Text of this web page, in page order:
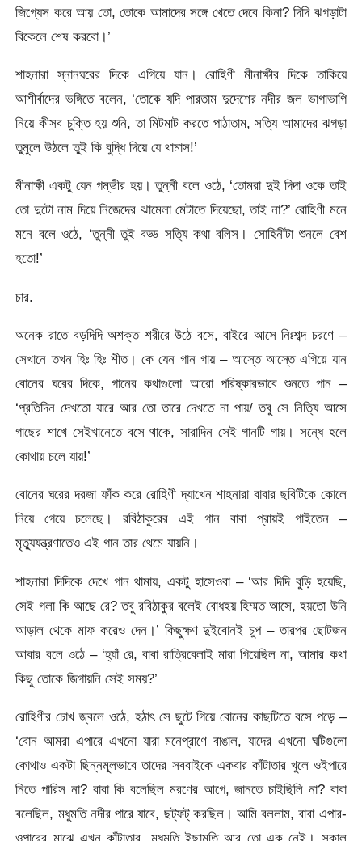
জিগ্যেস করে আয় তো, তোকে আমাদের সঙ্গে খেতে দেবে কিনা? দিদি ঝগড়াটা
বিকেলে শেষ করবো।’
শাহনারা স্নানঘরের দিকে এগিয়ে যান। রোহিণী মীনাক্ষীর দিকে তাকিয়ে
আশীর্বাদের ভঙ্গিতে বলেন, ‘তোকে যদি পারতাম দুদেশের নদীর জল ভাগাভাগি
নিয়ে কীসব চুক্তি হয় শুনি, তা মিটমাট করতে পাঠাতাম, সত্যি আমাদের ঝগড়া
তুমুলে উঠলে তু্ই কি বুদ্ধি দিয়ে যে থামাস!’
মীনাক্ষী একটু যেন গম্ভীর হয়। তুন্নী বলে ওঠে, ‘তোমরা দুই দিদা ওকে তাই
তো দুটো নাম দিয়ে নিজেদের ঝামেলা মেটাতে দিয়েছো, তাই না?’ রোহিণী মনে
মনে বলে ওঠে, ‘তুন্নী তুই বড্ড সত্যি কথা বলিস। সোহিনীটা শুনলে বেশ
হতো!’
চার.
অনেক রাতে বড়দিদি অশক্ত শরীরে উঠে বসে, বাইরে আসে নিঃশব্দ চরণে –
সেখানে তখন হিঃ হিঃ শীত। কে যেন গান গায় – আস্তে আস্তে এগিয়ে যান
বোনের ঘরের দিকে, গানের কথাগুলো আরো পরিষ্কারভাবে শুনতে পান –
‘প্রতিদিন দেখতো যারে আর তো তারে দেখতে না পায়/ তবু সে নিত্যি আসে
গাছের শাখে সেইখানেতে বসে থাকে, সারাদিন সেই গানটি গায়। সন্ধে হলে
কোথায় চলে যায়!’
বোনের ঘরের দরজা ফাঁক করে রোহিণী দ্যাখেন শাহনারা বাবার ছবিটিকে কোলে
নিয়ে গেয়ে চলেছে। রবিঠাকুরের এই গান বাবা প্রায়ই গাইতেন –
মৃত্যুযন্ত্রণাতেও এই গান তার থেমে যায়নি।
শাহনারা দিদিকে দেখে গান থামায়, একটু হাসেওবা – ‘আর দিদি বুড়ি হয়েছি,
সেই গলা কি আছে রে? তবু রবিঠাকুর বলেই বোধহয় হিম্মত আসে, হয়তো উনি
আড়াল থেকে মাফ করেও দেন।’ কিছুক্ষণ দুইবোনই চুপ – তারপর ছোটজন
আবার বলে ওঠে – ‘হ্যাঁ রে, বাবা রাত্রিবেলাই মারা গিয়েছিল না, আমার কথা
কিছু তোকে জিগায়নি সেই সময়?’
রোহিণীর চোখ জ্বলে ওঠে, হঠাৎ সে ছুটে গিয়ে বোনের কাছটিতে বসে পড়ে –
‘বোন আমরা এপারে এখনো যারা মনেপ্রাণে বাঙাল, যাদের এখনো ঘটিগুলো
কোথাও একটা ছিন্নমূলভাবে তাদের সববাইকে একবার কাঁটাতার খুলে ওইপারে
নিতে পারিস না? বাবা কি বলেছিল মরণের আগে, জানতে চাইছিলি না? বাবা
বলেছিল, মধুমতি নদীর পারে যাবে, ছট্ফট্ করছিল। আমি বললাম, বাবা এপার-